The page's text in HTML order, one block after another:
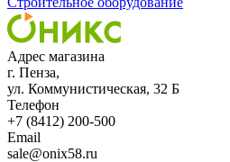
Адрес магазина
г. Пенза,
ул. Коммунистическая, 32 Б
Телефон
+7 (8412) 200-500
Email
sale@onix58.ru